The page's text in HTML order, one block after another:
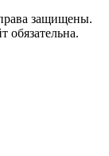
защищены.
обязательна.